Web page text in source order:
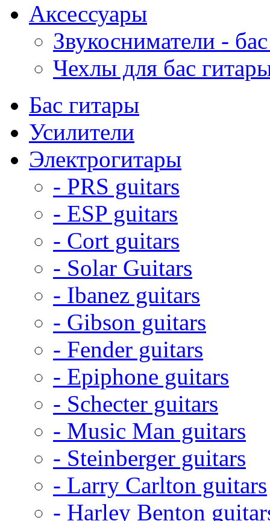
Аксессуары
Звукосниматели -
Чехлы для бас
Бас гитары
Усилители
Электрогитары
- PRS guitars
- ESP guitars
- Cort guitars
- Solar Guitars
- Ibanez guitars
- Gibson guitars
- Fender guitars
- Epiphone guitars
- Schecter guitars
- Music Man guitars
- Steinberger guitars
- Larry Carlton guitars
- Harley Benton